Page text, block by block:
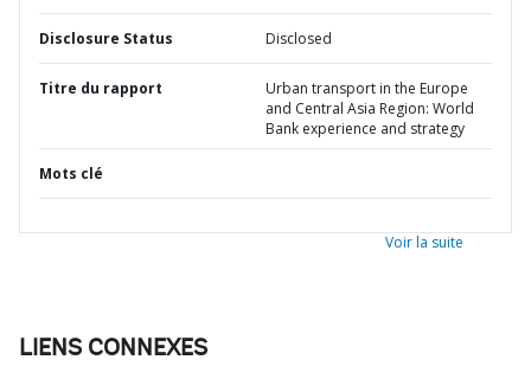
Disclosure Status Disclosed
Titre du rapport
Urban transport in the Europe
and Central Asia Region: World
Bank experience and strategy
Mots clé
Voir la suite
LIENS CONNEXES